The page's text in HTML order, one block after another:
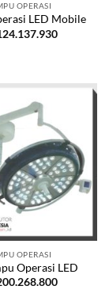
OPERASI
LED Mobile
OPERASI
Operasi LED